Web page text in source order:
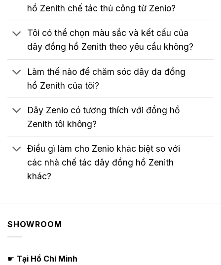
hồ Zenith chế tác thủ công từ Zenio?
Tôi có thể chọn màu sắc và kết cấu của
dây đồng hồ Zenith theo yêu cầu không?
Làm thế nào để chăm sóc dây da đồng
hồ Zenith của tôi?
Dây Zenio có tương thích với đồng hồ
Zenith tôi không?
Điều gì làm cho Zenio khác biệt so với
các nhà chế tác dây đồng hồ Zenith
khác?
SHOWROOM
☛ Tại Hồ Chí Minh